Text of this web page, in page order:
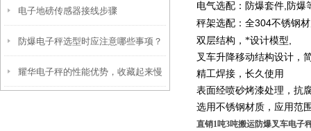
代
电子地磅传感器接线步骤
防爆电子秤选型时应注意哪些事项？
耀华电子秤的性能优势，收藏起来慢
电气选配：防爆套件 防爆
秤架选配：全304不锈钢
双层结构，*设计模型
叉车升降移动结构设计，
精工焊接，长久使用
表面经喷砂烤漆处理，抗
选用不锈钢材质，应用范
直销1吨3吨搬运防爆叉车电子